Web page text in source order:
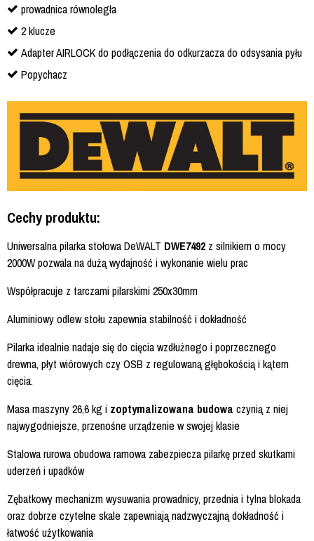
prowadnica równoległa
2 klucze
Adapter AIRLOCK do podłączenia do odkurzacza do odsysania pyłu
Popychacz
Cechy produktu:
Uniwersalna pilarka stołowa DeWALT DWE7492 z silnikiem o mocy
2000W pozwala na dużą wydajność i wykonanie wielu prac
Współpracuje z tarczami pilarskimi 250x30mm
Aluminiowy odlew stołu zapewnia stabilność i dokładność
Pilarka idealnie nadaje się do cięcia wzdłużnego i poprzecznego
drewna, płyt wiórowych czy OSB z regulowaną głębokością i kątem
cięcia.
Masa maszyny 26,6 kg i zoptymalizowana budowa czynią z niej
najwygodniejsze, przenośne urządzenie w swojej klasie
Stalowa rurowa obudowa ramowa zabezpiecza pilarkę przed skutkami
uderzeń i upadków
Zębatkowy mechanizm wysuwania prowadnicy, przednia i tylna blokada
oraz dobrze czytelne skale zapewniają nadzwyczajną dokładność i
łatwość użytkowania